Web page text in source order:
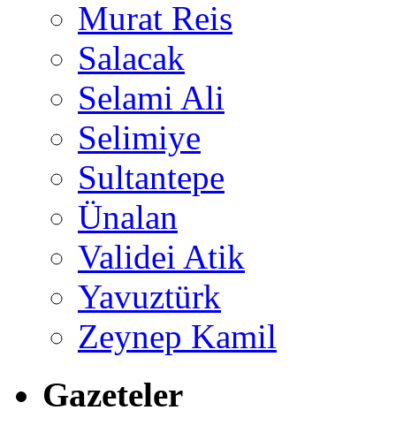
Murat Reis
Salacak
Selami Ali
Selimiye
Sultantepe
Ünalan
Validei Atik
Yavuztürk
Zeynep Kamil
Gazeteler